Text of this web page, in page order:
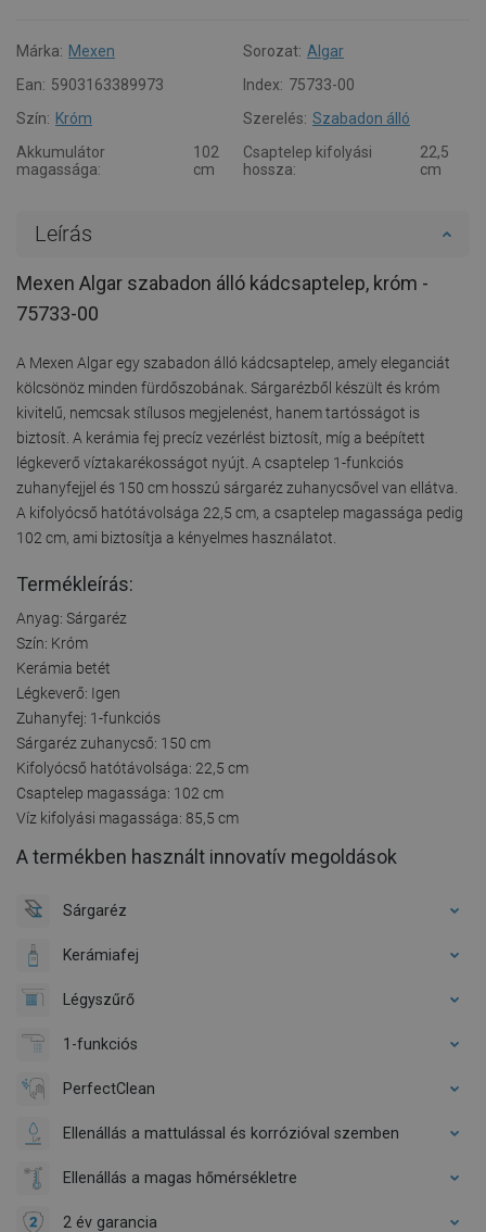
Márka: Mexen Sorozat: Algar
Ean: 5903163389973 Index: 75733-00
Szín: Króm Szerelés: Szabadon álló
Akkumulátor
magassága:
102
cm
Csaptelep kifolyási
hossza:
22,5
cm
Leírás
Mexen Algar szabadon álló kádcsaptelep, króm -
75733-00
A Mexen Algar egy szabadon álló kádcsaptelep, amely eleganciát
kölcsönöz minden fürdőszobának. Sárgarézből készült és króm
kivitelű, nemcsak stílusos megjelenést, hanem tartósságot is
biztosít. A kerámia fej precíz vezérlést biztosít, míg a beépített
légkeverő víztakarékosságot nyújt. A csaptelep 1-funkciós
zuhanyfejjel és 150 cm hosszú sárgaréz zuhanycsővel van ellátva.
A kifolyócső hatótávolsága 22,5 cm, a csaptelep magassága pedig
102 cm, ami biztosítja a kényelmes használatot.
Termékleírás:
Anyag: Sárgaréz
Szín: Króm
Kerámia betét
Légkeverő: Igen
Zuhanyfej: 1-funkciós
Sárgaréz zuhanycső: 150 cm
Kifolyócső hatótávolsága: 22,5 cm
Csaptelep magassága: 102 cm
Víz kifolyási magassága: 85,5 cm
A termékben használt innovatív megoldások
Sárgaréz
Kerámiafej
Légyszűrő
1-funkciós
PerfectClean
Ellenállás a mattulással és korrózióval szemben
Ellenállás a magas hőmérsékletre
2 év garancia